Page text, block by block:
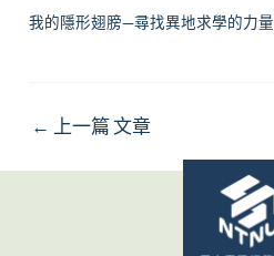
我的隱形翅膀—尋找異地求學的力量
← 上一篇 文章